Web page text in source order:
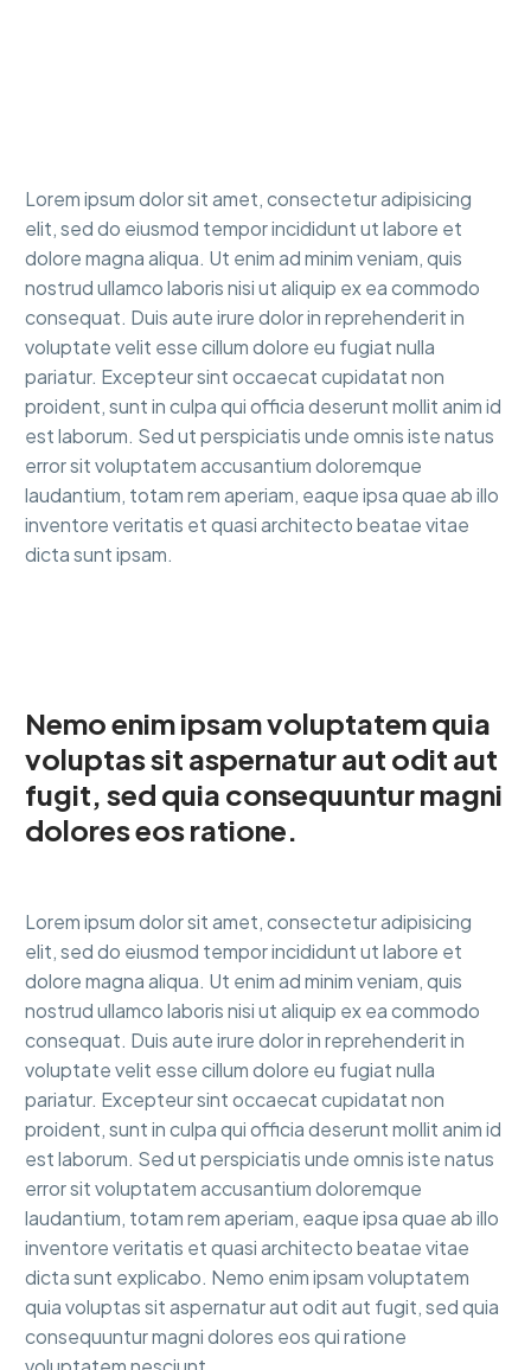
Lorem ipsum dolor sit amet, consectetur adipisicing
elit, sed do eiusmod tempor incididunt ut labore et
dolore magna aliqua. Ut enim ad minim veniam, quis
nostrud ullamco laboris nisi ut aliquip ex ea commodo
consequat. Duis aute irure dolor in reprehenderit in
voluptate velit esse cillum dolore eu fugiat nulla
pariatur. Excepteur sint occaecat cupidatat non
proident, sunt in culpa qui officia deserunt mollit anim id
est laborum. Sed ut perspiciatis unde omnis iste natus
error sit voluptatem accusantium doloremque
laudantium, totam rem aperiam, eaque ipsa quae ab illo
inventore veritatis et quasi architecto beatae vitae
dicta sunt ipsam.
Nemo enim ipsam voluptatem quia
voluptas sit aspernatur aut odit aut
fugit, sed quia consequuntur magni
dolores eos ratione.
Lorem ipsum dolor sit amet, consectetur adipisicing
elit, sed do eiusmod tempor incididunt ut labore et
dolore magna aliqua. Ut enim ad minim veniam, quis
nostrud ullamco laboris nisi ut aliquip ex ea commodo
consequat. Duis aute irure dolor in reprehenderit in
voluptate velit esse cillum dolore eu fugiat nulla
pariatur. Excepteur sint occaecat cupidatat non
proident, sunt in culpa qui officia deserunt mollit anim id
est laborum. Sed ut perspiciatis unde omnis iste natus
error sit voluptatem accusantium doloremque
laudantium, totam rem aperiam, eaque ipsa quae ab illo
inventore veritatis et quasi architecto beatae vitae
dicta sunt explicabo. Nemo enim ipsam voluptatem
quia voluptas sit aspernatur aut odit aut fugit, sed quia
consequuntur magni dolores eos qui ratione